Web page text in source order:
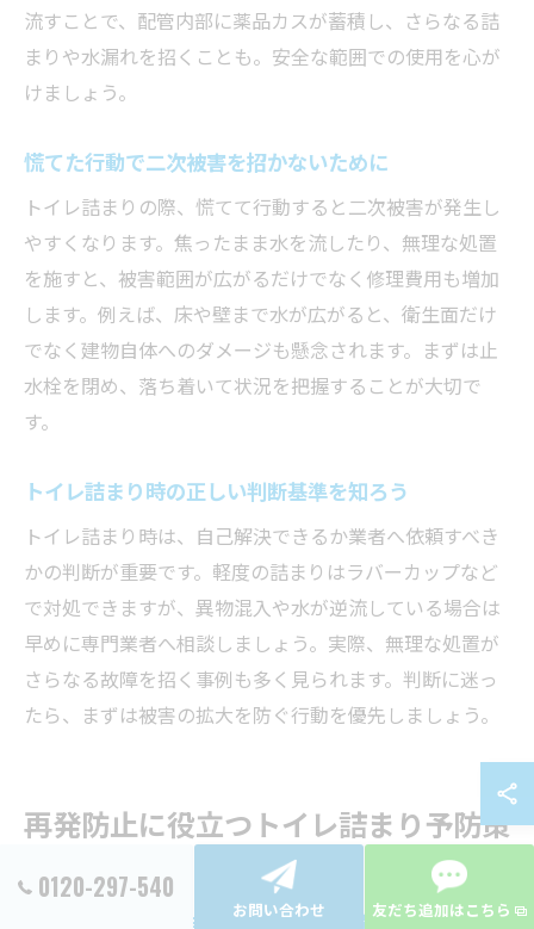
流すことで、配管内部に薬品カスが蓄積し、さらなる詰
まりや水漏れを招くことも。安全な範囲での使用を心が
けましょう。
慌てた行動で二次被害を招かないために
トイレ詰まりの際、慌てて行動すると二次被害が発生し
やすくなります。焦ったまま水を流したり、無理な処置
を施すと、被害範囲が広がるだけでなく修理費用も増加
します。例えば、床や壁まで水が広がると、衛生面だけ
でなく建物自体へのダメージも懸念されます。まずは止
水栓を閉め、落ち着いて状況を把握することが大切で
す。
トイレ詰まり時の正しい判断基準を知ろう
トイレ詰まり時は、自己解決できるか業者へ依頼すべき
かの判断が重要です。軽度の詰まりはラバーカップなど
で対処できますが、異物混入や水が逆流している場合は
早めに専門業者へ相談しましょう。実際、無理な処置が
さらなる故障を招く事例も多く見られます。判断に迷っ
たら、まずは被害の拡大を防ぐ行動を優先しましょう。
再発防止に役立つトイレ詰まり予防策
日常的なトイレ詰まり予防の基本習慣
0120-297-540
お問い合わせ 友だち追加はこちら